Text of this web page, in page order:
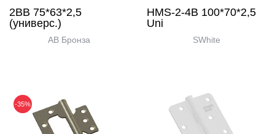
2ВВ 75*63*2,5
(универс.)
AB Бронза
-35%
HMS-2-4B 100*70*2,5
Uni
SWhite